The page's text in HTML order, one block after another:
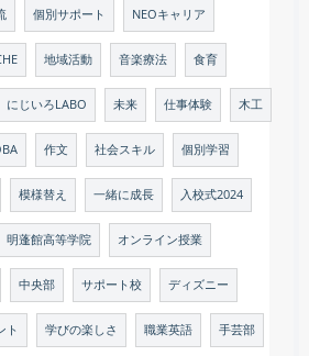
個別サポート NEOキャリア
地域活動 音楽療法 食育
にじいろLABO 未来 仕事体験 木工
作文 社会スキル 個別学習
模様替え 一緒に成長 入校式2024
明蓬館高等学院 オンライン授業
中央部 サポート校 ディズニー
ト 学びの楽しさ 職業英語 手芸部